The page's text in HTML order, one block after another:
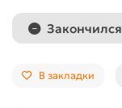
Закончился
В закладки